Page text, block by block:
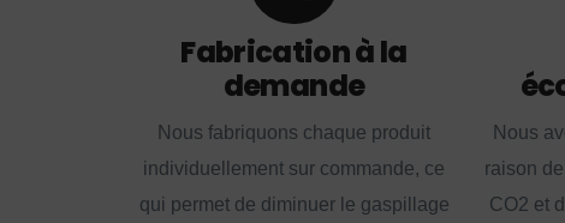
Fabrication à la
demande
Nous fabriquons chaque produit
individuellement sur commande, ce
qui permet de diminuer le gaspillage
Nous
raison
CO2 et